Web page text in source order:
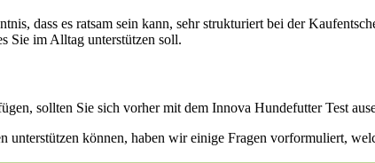
dass es ratsam sein kann, sehr strukturiert bei der
Sie im Alltag unterstützen soll.
sollten Sie sich vorher mit dem Innova Hundefutter Test
unterstützen können, haben wir einige Fragen vorformuliert,